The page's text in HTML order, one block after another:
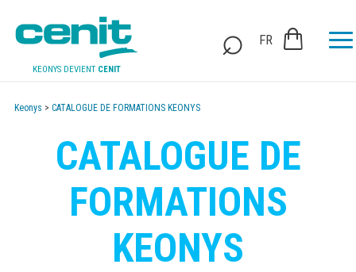
KEONYS DEVIENT CENIT
FR
Keonys > CATALOGUE DE FORMATIONS KEONYS
CATALOGUE DE
FORMATIONS
KEONYS